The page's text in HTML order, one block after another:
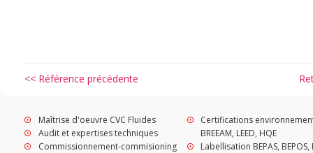
<< Référence précédente
Maîtrise d'oeuvre CVC Fluides
Audit et expertises techniques
Commissionnement-commisioning
Certifications
BREEAM, LEED, HQE
Labellisation BEPAS, BEPOS,